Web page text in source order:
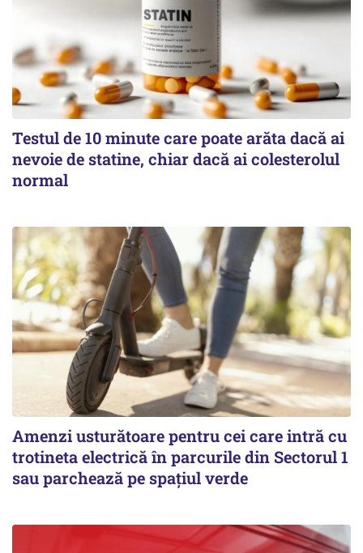
Testul de 10 minute care poate arăta dacă ai
nevoie de statine, chiar dacă ai colesterolul
normal
Amenzi usturătoare pentru cei care intră cu
trotineta electrică în parcurile din Sectorul 1
sau parchează pe spațiul verde